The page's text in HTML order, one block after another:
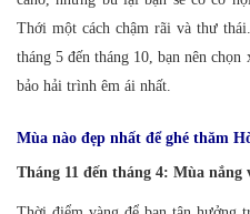
Thới một cách chậm rãi và thư
tháng 5 đến tháng 10, bạn nên
bảo hải trình êm ái nhất.
Mùa nào đẹp nhất để ghé thăm
Tháng 11 đến tháng 4: Mùa nắng